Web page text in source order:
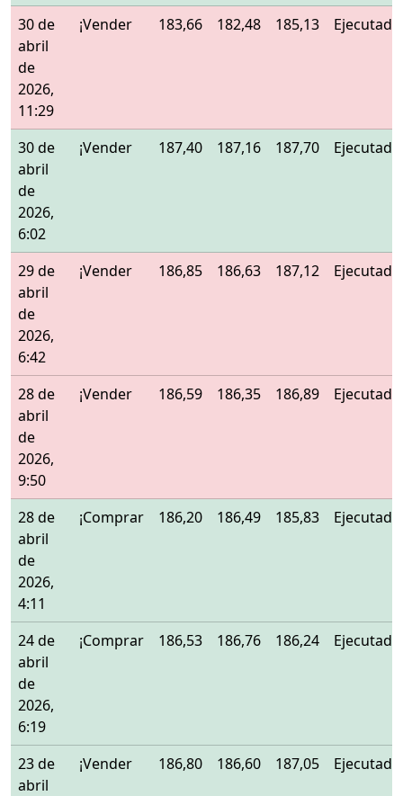
30 de
abril
de
2026,
11:29
¡Vender 183,66 182,48 185,13 Ejecutado
30 de
abril
de
2026,
6:02
¡Vender 187,40 187,16 187,70 Ejecutado
29 de
abril
de
2026,
6:42
¡Vender 186,85 186,63 187,12 Ejecutado
28 de
abril
de
2026,
9:50
¡Vender 186,59 186,35 186,89 Ejecutado
28 de
abril
de
2026,
4:11
¡Comprar 186,20 186,49 185,83 Ejecutado
24 de
abril
de
2026,
6:19
¡Comprar 186,53 186,76 186,24 Ejecutado
23 de
abril
¡Vender 186,80 186,60 187,05 Ejecutado